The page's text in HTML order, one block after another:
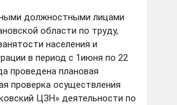
должностными лицами
области по труду,
населения и
в период с 1июня по 22
проведена плановая
проверка осуществления
ЦЗН» деятельности по